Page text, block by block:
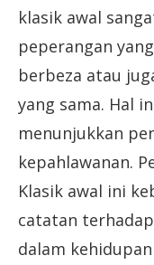
klasik awal
peperangan
berbeza atau
yang sama. Hal
menunjukkan
kepahlawanan.
Klasik awal ini
catatan
dalam